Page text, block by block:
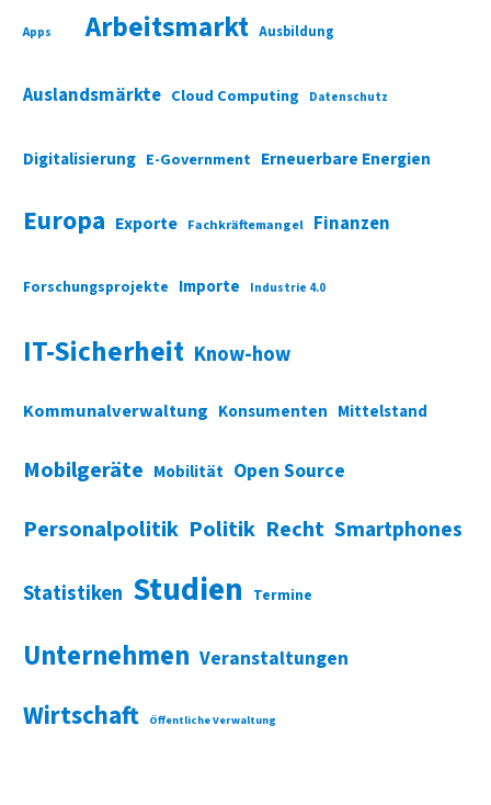
Apps Arbeitsmarkt Ausbildung
Auslandsmärkte Cloud Computing Datenschutz
Digitalisierung E-Government Erneuerbare Energien
Europa Exporte Fachkräftemangel Finanzen
Forschungsprojekte Importe Industrie 4.0
IT-Sicherheit Know-how
Kommunalverwaltung Konsumenten Mittelstand
Mobilgeräte Mobilität Open Source
Personalpolitik Politik Recht Smartphones
Statistiken Studien Termine
Unternehmen Veranstaltungen
Wirtschaft Öffentliche Verwaltung